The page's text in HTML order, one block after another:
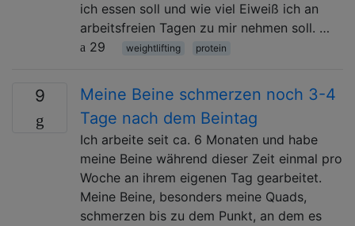
ich essen soll und wie viel Eiweiß ich an
arbeitsfreien Tagen zu mir nehmen soll. …
29
weightlifting protein
9
Meine Beine schmerzen noch 3-4
Tage nach dem Beintag
Ich arbeite seit ca. 6 Monaten und habe
meine Beine während dieser Zeit einmal pro
Woche an ihrem eigenen Tag gearbeitet.
Meine Beine, besonders meine Quads,
schmerzen bis zu dem Punkt, an dem es